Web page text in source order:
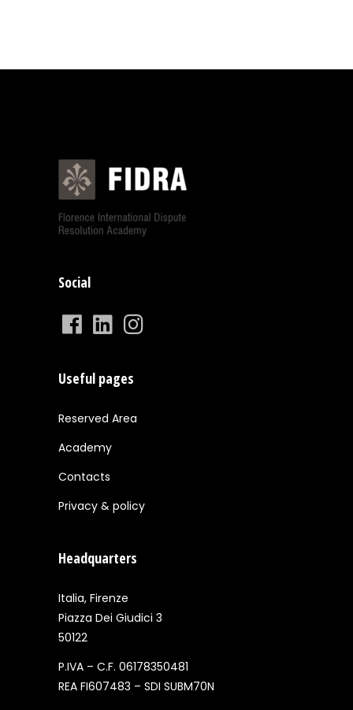
Social
Useful pages
Reserved Area
Academy
Contacts
Privacy & policy
Headquarters
Italia, Firenze
Piazza Dei Giudici 3
50122
P.IVA – C.F. 06178350481
REA FI607483 – SDI SUBM70N